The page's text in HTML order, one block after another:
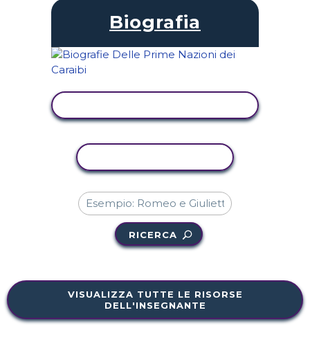
Biografia
RICERCA
VISUALIZZA TUTTE LE RISORSE
DELL'INSEGNANTE